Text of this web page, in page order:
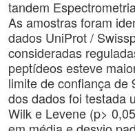
tandem
As amostras foram
dados UniProt /
consideradas
peptídeos esteve
limite de confiança de
dos dados foi testada
Wilk e Levene (p>